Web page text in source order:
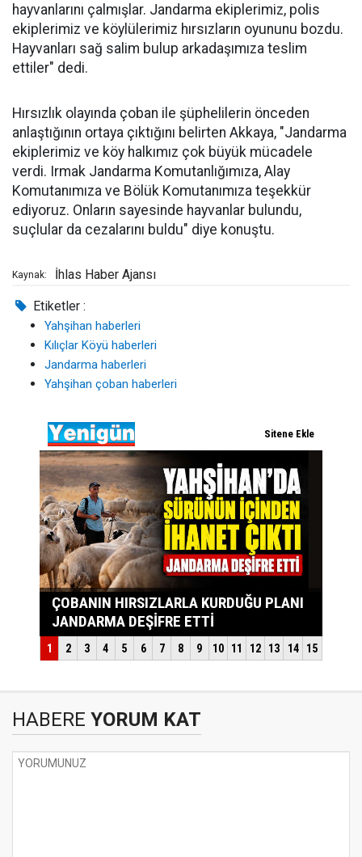
hayvanlarını çalmışlar. Jandarma ekiplerimiz, polis
ekiplerimiz ve köylülerimiz hırsızların oyununu bozdu.
Hayvanları sağ salim bulup arkadaşımıza teslim
ettiler" dedi.
Hırsızlık olayında çoban ile şüphelilerin önceden
anlaştığının ortaya çıktığını belirten Akkaya, "Jandarma
ekiplerimiz ve köy halkımız çok büyük mücadele
verdi. Irmak Jandarma Komutanlığımıza, Alay
Komutanımıza ve Bölük Komutanımıza teşekkür
ediyoruz. Onların sayesinde hayvanlar bulundu,
suçlular da cezalarını buldu" diye konuştu.
Kaynak: İhlas Haber Ajansı
Etiketler :
Yahşihan haberleri
Kılıçlar Köyü haberleri
Jandarma haberleri
Yahşihan çoban haberleri
HABERE YORUM KAT